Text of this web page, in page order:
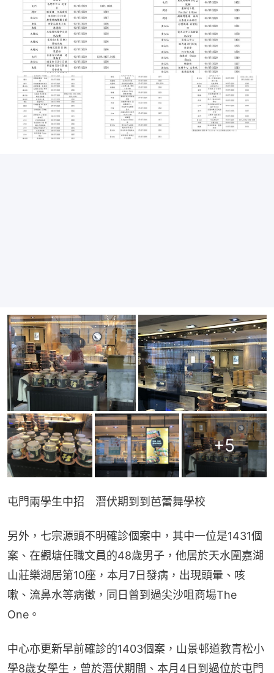
+5
屯門兩學生中招　潛伏期到到芭蕾舞學校
另外，七宗源頭不明確診個案中，其中一位是1431個
案、在觀塘任職文員的48歲男子，他居於天水圍嘉湖
山莊樂湖居第10座，本月7日發病，出現頭暈、咳
嗽、流鼻水等病徵，同日曾到過尖沙咀商場The
One。
中心亦更新早前確診的1403個案，山景邨道教青松小
學8歲女學生，曾於潛伏期間、本月4日到過位於屯門